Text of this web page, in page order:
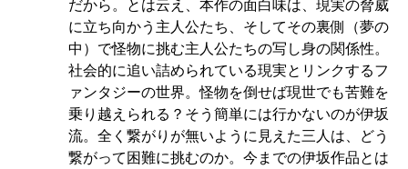
だから。とは云え、本作の面白味は、現実の脅威
に立ち向かう主人公たち、そしてその裏側（夢の
中）で怪物に挑む主人公たちの写し身の関係性。
社会的に追い詰められている現実とリンクするフ
ァンタジーの世界。怪物を倒せば現世でも苦難を
乗り越えられる？そう簡単には行かないのが伊坂
流。全く繋がりが無いように見えた三人は、どう
繋がって困難に挑むのか。今までの伊坂作品とは